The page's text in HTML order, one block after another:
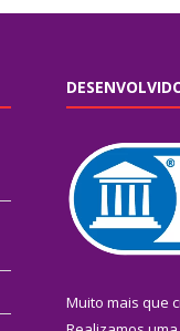
Muito mais que